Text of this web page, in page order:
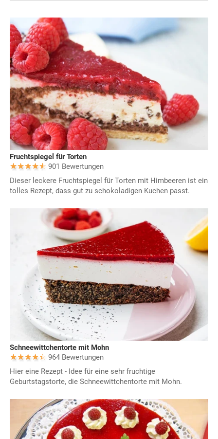
Fruchtspiegel für Torten
901 Bewertungen
Dieser leckere Fruchtspiegel für Torten mit Himbeeren ist ein
tolles Rezept, dass gut zu schokoladigen Kuchen passt.
Schneewittchentorte mit Mohn
964 Bewertungen
Hier eine Rezept - Idee für eine sehr fruchtige
Geburtstagstorte, die Schneewittchentorte mit Mohn.